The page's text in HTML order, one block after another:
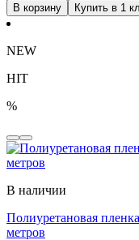
В корзину Купить в 1
NEW
HIT
%
В наличии
Полиуретановая
метров